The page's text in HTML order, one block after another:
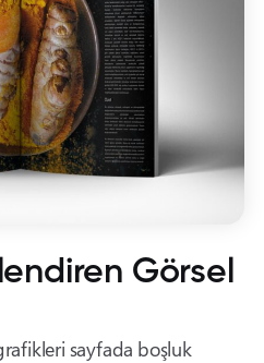
Görsel
sayfada boşluk